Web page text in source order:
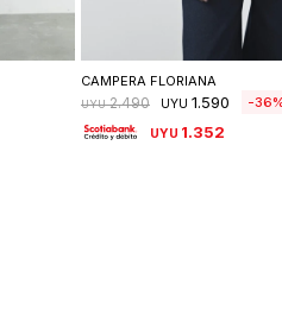
Seleccionar talle
CAMPERA FLORIANA
UYU 2.490 UYU 1.590 36
UYU 1.352